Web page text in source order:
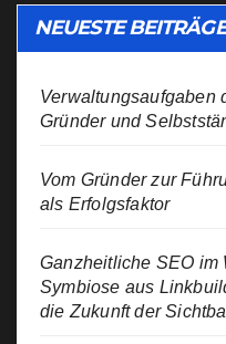
NEUESTE BEITRÄGE
Verwaltungsaufgaben
Gründer und
Vom Gründer zur
als Erfolgsfaktor
Ganzheitliche SEO im
Symbiose aus
die Zukunft der